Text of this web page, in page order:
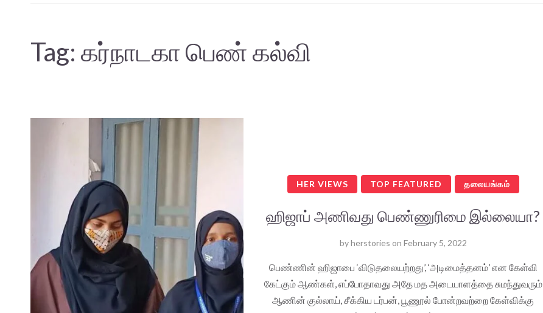
Tag: கர்நாடகா பெண் கல்வி
HER VIEWS TOP FEATURED தலையங்கம்
ஹிஜாப் அணிவது பெண்ணுரிமை இல்லையா?
byherstories on February 5, 2022
பெண்ணின் ஹிஜாபை ‘விடுதலையற்றது’, ‘அடிமைத்தனம்’ என கேள்வி
கேட்கும் ஆண்கள், எப்போதாவது அதே மத அடையாளத்தை சுமந்துவரும்
ஆணின் குல்லாய், சீக்கிய டர்பன், பூணூல் போன்றவற்றை கேள்விக்கு